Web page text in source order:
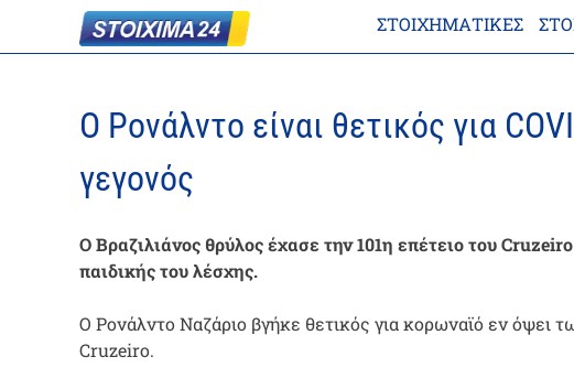
ΣΤΟΙΧΗΜΑΤΙΚΕΣ
Ο Ρονάλντο είναι θετικός για
γεγονός
Ο Βραζιλιάνος θρύλος έχασε την 101η επέτειο του
παιδικής του λέσχης.
Ο Ρονάλντο Ναζάριο βγήκε θετικός για κορωναϊό εν όψει
Cruzeiro.